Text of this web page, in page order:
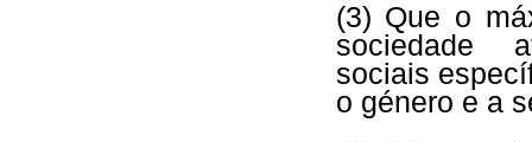
(3) Que o
sociedade
sociais
o género e a